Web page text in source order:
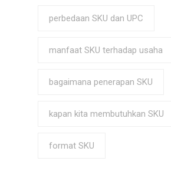
perbedaan SKU dan UPC
manfaat SKU terhadap usaha
bagaimana penerapan SKU
kapan kita membutuhkan SKU
format SKU